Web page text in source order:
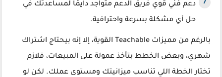
دعم فني قوي فريق الدعم متواجد دايمًا لمساعدتك في
حل أي مشكلة بسرعة واحترافية.
بالرغم من مميزات Teachable القوية، إلا إنه بيحتاج اشتراك
شهري، وبعض الخطط بتأخذ عمولة على المبيعات، فلازم
تختار الخطة اللي تناسب ميزانيتك ومستوى عملك. لكن لو